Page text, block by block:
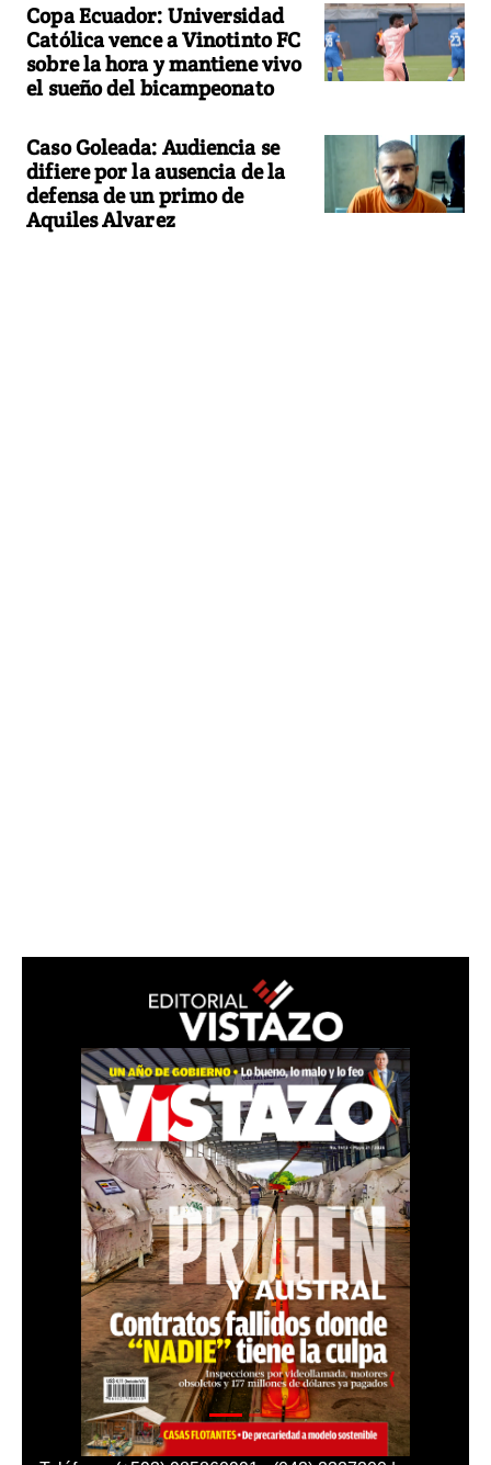
Copa Ecuador: Universidad
Católica vence a Vinotinto FC
sobre la hora y mantiene vivo
el sueño del bicampeonato
Caso Goleada: Audiencia se
difiere por la ausencia de la
defensa de un primo de
Aquiles Alvarez